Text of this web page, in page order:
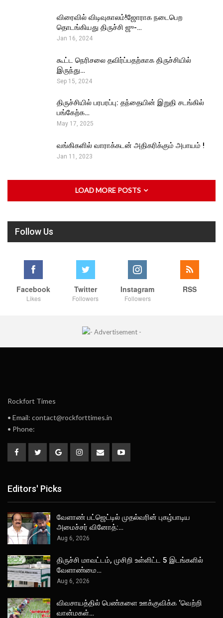
விரைவில் விடிவுகாலம்!ஜோராக நடைபெற
தொடங்கியது திருச்சி ஜு-…
Jan 16, 2024
கூட்ட நெரிசலை தவிர்ப்பதற்காக திருச்சியில்
இருந்து…
Sep 15, 2024
திருச்சியில் பரபரப்பு: தந்தையின் இறுதி சடங்கில்
பங்கேற்க…
May 17, 2025
வங்கிகளில் வாராக்கடன் அதிகரிக்கும் அபாயம் !
Jan 11, 2023
LOAD MORE POSTS
Follow Us
Facebook
Likes
Twitter
Followers
Instagram
Followers
RSS
Rockfort Times
• Email: contact@rockforttimes.in
• Phone:
Editors' Picks
வேளாண் பட்ஜெட்டில் முதல்வரின் புகழ்பாடிய
அமைச்சர் வினோத்:…
Aug 6, 2026
திருச்சி மாவட்டம், முசிறி உள்ளிட்ட 5 இடங்களில்
வேளாண்மை…
Aug 6, 2026
விவசாயத்தில் பெண்களை ஊக்குவிக்க ‘வெற்றி
வான்மகள்…